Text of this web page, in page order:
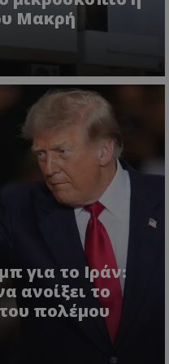
Μακρή
για το Ιράν:
ανοίξει το
πολέμου
Microsoft Corporation